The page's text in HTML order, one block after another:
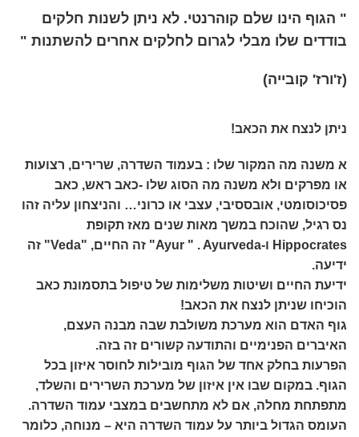
" הגוף הינו שלם קוהרנטי. לא ניתן לשנות חלקים
בודדים שלו מבלי לגרום לחלקים אחרים להשתנות "
(ז'ורז' קובייה)
ניתן לנצח את הכאב!
א משנה מה המקור שלו : בעמוד השדרה, שרירים, רצועות
או מפרקים ולא משנה מה הסוג שלו -כאב ראש, כאב
פסיכוסומטי, אובססיבי, עצבי או כרוני… והניצחון עליה זהו
נס רגיל, שהוכח במשך מאות שנים מאז תקופת
Hippocrates ו-Ayur " . Ayurveda" זה החיים, "Veda" זה
ידיעה.
ידיעת החיים ושיטות משלימות של טיפול בתסמונת כאב
הוכיחו שניתן לנצח את הכאב!
גוף האדם הוא מערכת משולבת שבה מבנה העצם,
האיברים הפנימיים והתודעה קשורים זה בזה.
הפרעות בחלק אחד של הגוף מובילות לחוסר איזון בכל
הגוף. במקום שבו אין איזון של מערכת השרירים והשלד,
מתפתחת מחלה, אם לא מתחשבים במצבי עמוד השדרה.
העומס הגדול ביותר על עמוד השדרה היא – מנוחה, כלומר